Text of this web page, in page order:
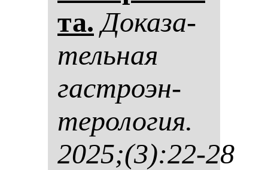
та. До­ка­за­
тель­ная
гас­тро­эн­
те­ро­ло­гия.
2025;(3):22-28